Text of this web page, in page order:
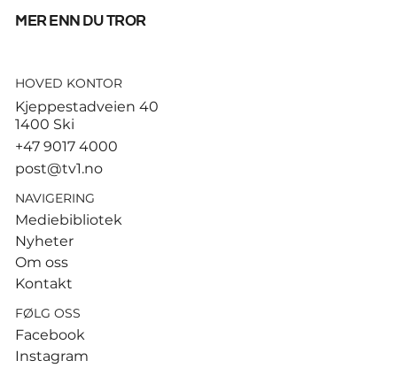
God start for de norske
Hamburg
mer enn du tror
HOVED KONTOR
Kjeppestadveien 40
1400 Ski
+47 9017 4000
post@tv1.no
NAVIGERING
Mediebibliotek
Nyheter
Om oss
Kontakt
FØLG OSS
Facebook
Instagram